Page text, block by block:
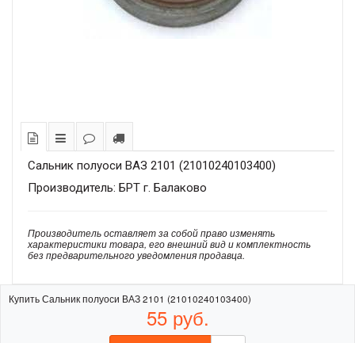
Сальник полуоси ВАЗ 2101 (21010240103400)
Производитель: БРТ г. Балаково
Производитель оставляет за собой право изменять
характеристики товара, его внешний вид и комплектность
без предварительного уведомления продавца.
Купить Сальник полуоси ВАЗ 2101 (21010240103400)
55 руб.